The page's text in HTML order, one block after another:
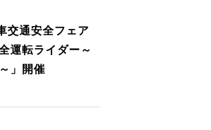
交通安全フェア
運転ライダー～
」開催